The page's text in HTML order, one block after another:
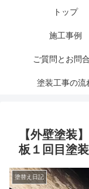
トップ
施工事例
ご質問とお問
塗装工事の流
【外壁塗装
板１回目塗装
塗替え日記